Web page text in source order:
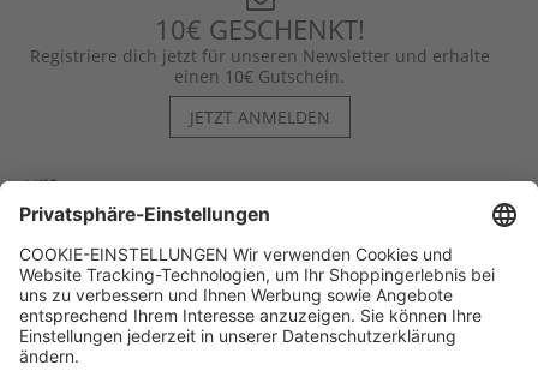
10€ GESCHENKT!
Registriere dich jetzt für unseren Newsletter und erhalte
einen 10€ Gutschein.
JETZT ANMELDEN
Hilfe
Kontakt
Kategorien